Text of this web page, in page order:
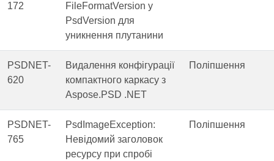
172
FileFormatVersion у
PsdVersion для
уникнення плутанини
PSDNET-
620
Видалення конфігурації
компактного каркасу з
Aspose.PSD .NET
Поліпшення
PSDNET-
765
PsdImageException:
Невідомий заголовок
ресурсу при спробі
Поліпшення